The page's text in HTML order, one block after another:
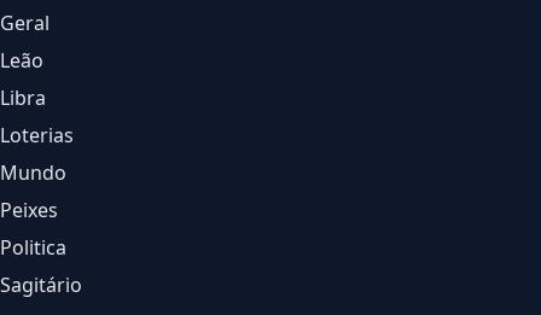
Geral
Leão
Libra
Loterias
Mundo
Peixes
Politica
Sagitário